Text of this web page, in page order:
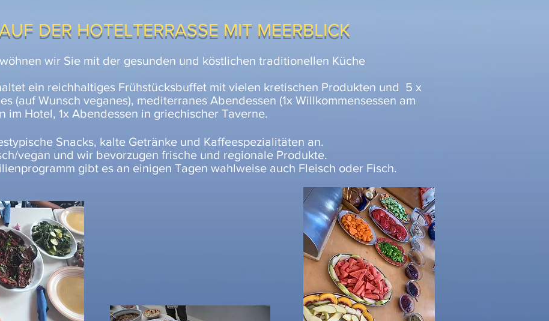
wir Sie mit der gesunden und köstlichen traditionellen Küche
ein reichhaltiges Frühstücksbuffet mit vielen kretischen Produkten und 5 x
(auf Wunsch veganes), mediterranes Abendessen (1x Willkommensessen am
im Hotel, 1x Abendessen in griechischer Taverne.
DER HOTELTERRASSE MIT MEERBLICK
Snacks, kalte Getränke und Kaffeespezialitäten an.
vegan und wir bevorzugen frische und regionale Produkte.
gibt es an einigen Tagen wahlweise auch Fleisch oder Fisch.